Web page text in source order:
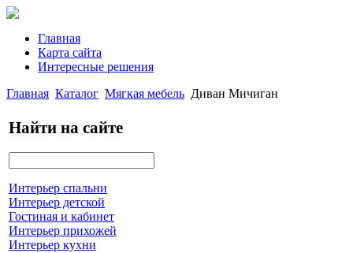
Главная
Карта сайта
Интересные решения
Главная Каталог Мягкая мебель Диван Мичиган
Найти на сайте
Интерьер спальни
Интерьер детской
Гостиная и кабинет
Интерьер прихожей
Интерьер кухни